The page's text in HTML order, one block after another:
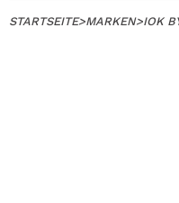
STARTSEITE>MARKEN>IOK